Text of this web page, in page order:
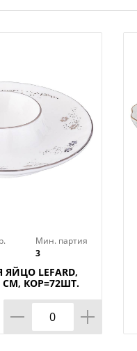
Мин. партия
3
LEFARD,
СМ, КОР=72ШТ.